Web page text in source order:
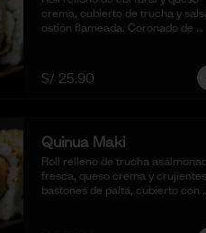
crema, cubierto de trucha y
ostión flameada. Coronado de
S/ 25.90
Quinua Maki
Roll relleno de trucha
fresca, queso crema y crujientes
bastones de palta, cubierto con